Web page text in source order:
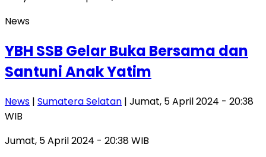
News
YBH SSB Gelar Buka Bersama dan
Santuni Anak Yatim
News | Sumatera Selatan | Jumat, 5 April 2024 - 20:38
WIB
Jumat, 5 April 2024 - 20:38 WIB